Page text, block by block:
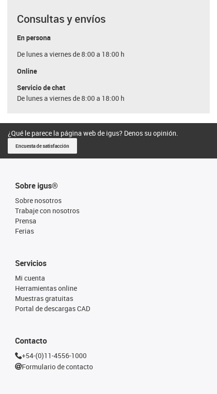
Consultas y envíos
En persona
De lunes a viernes de 8:00 a 18:00 h
Online
Servicio de chat
De lunes a viernes de 8:00 a 18:00 h
¿Qué le parece la página web de igus? Denos su opinión.
Encuesta de satisfacción
Sobre igus®
Sobre nosotros
Trabaje con nosotros
Prensa
Ferias
Servicios
Mi cuenta
Herramientas online
Muestras gratuitas
Portal de descargas CAD
Contacto
+54-(0)11-4556-1000
Formulario de contacto